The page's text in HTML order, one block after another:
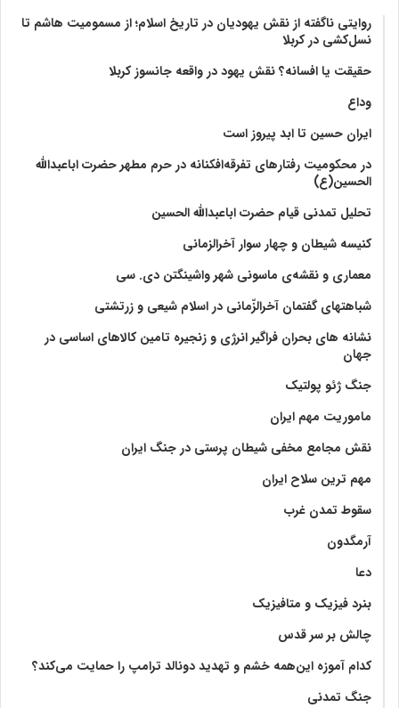
روایتی ناگفته از نقش یهودیان در تاریخ اسلام؛ از مسمومیت هاشم تا
نسل‌کشی در کربلا
حقیقت یا افسانه؟‌ نقش یهود در واقعه جانسوز کربلا
وداع
ایران حسین تا ابد پیروز است
در محکومیت رفتارهای تفرقه‌افکنانه در حرم مطهر حضرت اباعبدالله
الحسین(ع)
تحلیل تمدنی قیام حضرت اباعبدالله الحسین
کنیسه شیطان و چهار سوار آخرالزمانی
معماری و نقشه‌ی ماسونی شهر واشينگتن دی. سی
شباهتهای گفتمان آخر‌الزّمانی در اسلام شیعی و زرتشتی
نشانه های بحران فراگیر انرژی و زنجیره تامین کالاهای اساسی در
جهان
جنگ ژئو پولتیک
ماموریت مهم ایران
نقش مجامع مخفی شیطان پرستی در جنگ ایران
مهم ترین سلاح ایران
سقوط تمدن غرب
آرمگدون
دعا
بنرد فیزیک و متافیزیک
چالش بر سر قدس
کدام آموزه این‌همه خشم و تهدید دونالد ترامپ را حمایت می‌کند؟
جنگ تمدنی